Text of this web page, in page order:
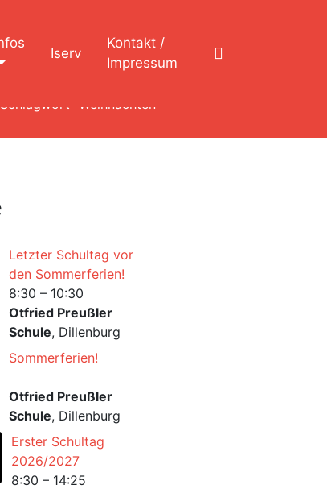
Iserv
Kontakt /
Impressum
"Weihnachten"
Letzter Schultag vor
den Sommerferien!
8:30 – 10:30
Otfried Preußler
Schule, Dillenburg
Sommerferien!
Otfried Preußler
Schule, Dillenburg
Erster Schultag
2026/2027
8:30 – 14:25